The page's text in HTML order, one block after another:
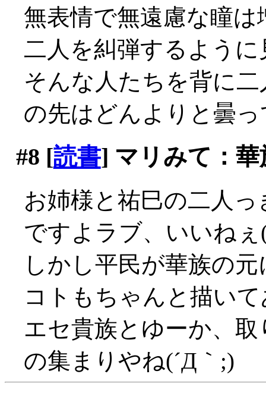
無表情で無遠慮な瞳
二人を糾弾するよう
そんな人たちを背に
の先はどんよりと曇
#8 [読書] マリみて：
お姉様と祐巳の二人
ですよラブ、いいねぇ
しかし平民が華族の
コトもちゃんと描い
エセ貴族とゆーか、
の集まりやね(´Д｀;)